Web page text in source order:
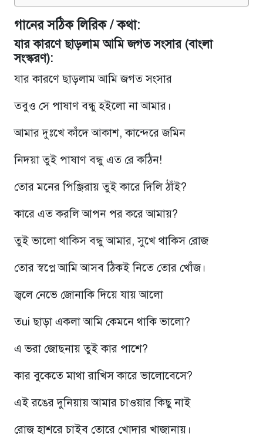
গানের সঠিক লিরিক / কথা:
যার কারণে ছাড়লাম আমি জগত সংসার (বাংলা
সংস্করণ):
যার কারণে ছাড়লাম আমি জগত সংসার
তবুও সে পাষাণ বন্ধু হইলো না আমার।
আমার দুঃখে কাঁদে আকাশ, কান্দেরে জমিন
নিদয়া তুই পাষাণ বন্ধু এত রে কঠিন!
তোর মনের পিঞ্জিরায় তুই কারে দিলি ঠাঁই?
কারে এত করলি আপন পর করে আমায়?
তুই ভালো থাকিস বন্ধু আমার, সুখে থাকিস রোজ
তোর স্বপ্নে আমি আসব ঠিকই নিতে তোর খোঁজ।
জ্বলে নেভে জোনাকি দিয়ে যায় আলো
তui ছাড়া একলা আমি কেমনে থাকি ভালো?
এ ভরা জোছনায় তুই কার পাশে?
কার বুকেতে মাথা রাখিস কারে ভালোবেসে?
এই রঙের দুনিয়ায় আমার চাওয়ার কিছু নাই
রোজ হাশরে চাইব তোরে খোদার খাজানায়।